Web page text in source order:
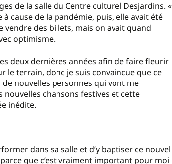
de la salle du Centre culturel Desjardins. «
cause de la pandémie, puis, elle avait été
vendre des billets, mais on avait quand
optimisme.
deux dernières années afin de faire fleurir
le terrain, donc je suis convaincue que ce
de nouvelles personnes qui vont me
nouvelles chansons festives et cette
inédite.
dans sa salle et d’y baptiser ce nouvel
que c’est vraiment important pour moi